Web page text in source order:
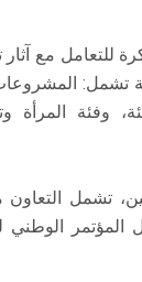
للتعامل مع
البيئية، من خلال 6
وفئة المرأة
تشمل